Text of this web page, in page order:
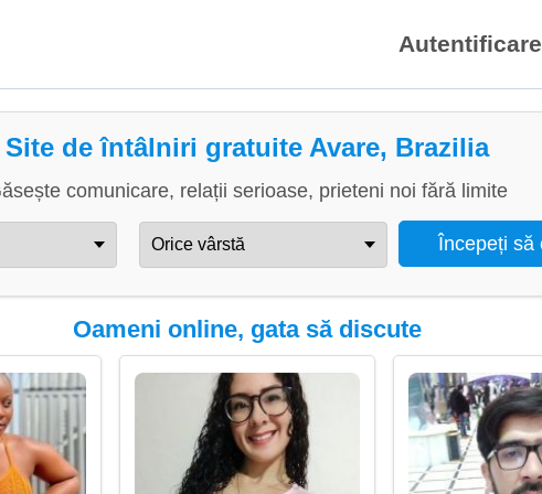
Autentificare
Site de întâlniri gratuite Avare, Brazilia
comunicare, relații serioase, prieteni noi fără limite
Oameni online, gata să discute